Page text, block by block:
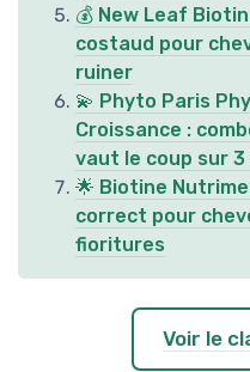
💰 New Leaf
costaud pour
ruiner
💫 Phyto Paris
Croissance :
vaut le coup sur 3
🌟 Biotine
correct pour
fioritures
Voir le